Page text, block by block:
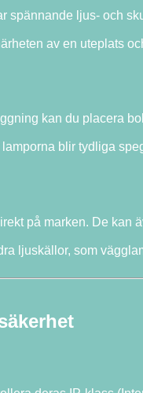
spännande ljus- och
av en uteplats
kan du placera
blir tydliga
på marken. De kan
ljuskällor, som